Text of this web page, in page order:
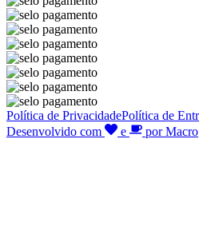
Política de PrivacidadePolítica de
Desenvolvido com
e por Macro